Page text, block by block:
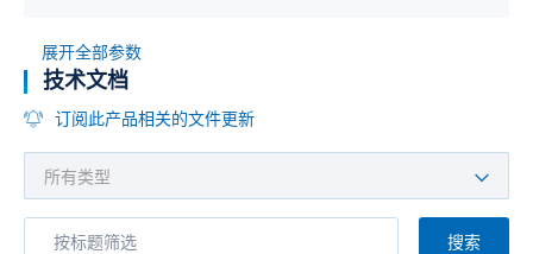
展开全部参数
技术文档
订阅此产品相关的文件更新
搜索